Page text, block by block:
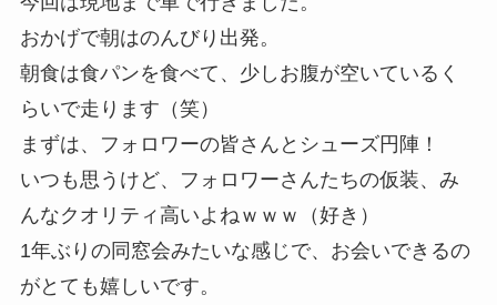
おかげで朝はのんびり出発。
朝食は食パンを食べて、少しお腹が空いているく
らいで走ります（笑）
まずは、フォロワーの皆さんとシューズ円陣！
いつも思うけど、フォロワーさんたちの仮装、み
んなクオリティ高いよねｗｗｗ（好き）
1年ぶりの同窓会みたいな感じで、お会いできるの
がとても嬉しいです。